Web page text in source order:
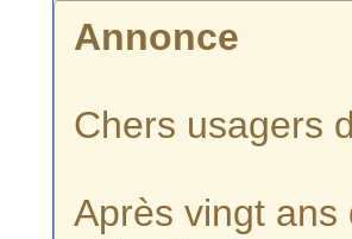
Annonce
Chers usagers
Après vingt ans